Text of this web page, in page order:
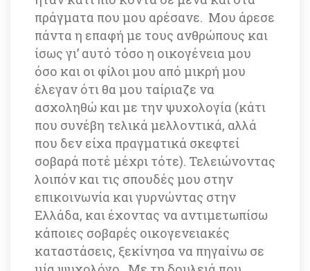
πράγματα που μου αρέσανε. Μου άρεσε
πάντα η επαφή με τους ανθρώπους και
ίσως γι’ αυτό τόσο η οικογένεια μου
όσο και οι φίλοι μου από μικρή μου
έλεγαν ότι θα μου ταίριαζε να
ασχοληθώ και με την ψυχολογία (κάτι
που συνέβη τελικά μελλοντικά, αλλά
που δεν είχα πραγματικά σκεφτεί
σοβαρά ποτέ μέχρι τότε). Τελειώνοντας
λοιπόν και τις σπουδές μου στην
επικοινωνία και γυρνώντας στην
Ελλάδα, και έχοντας να αντιμετωπίσω
κάποιες σοβαρές οικογενειακές
καταστάσεις, ξεκίνησα να πηγαίνω σε